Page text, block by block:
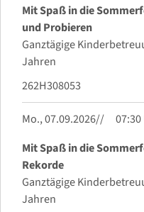
Mit Spaß in die
und Probieren
Ganztägige
Jahren
262H308053
Mo., 07.09.2026
Mit Spaß in die
Rekorde
Ganztägige
Jahren